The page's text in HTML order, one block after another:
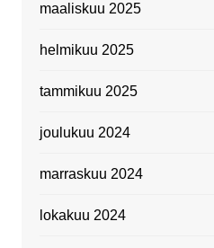
maaliskuu 2025
helmikuu 2025
tammikuu 2025
joulukuu 2024
marraskuu 2024
lokakuu 2024